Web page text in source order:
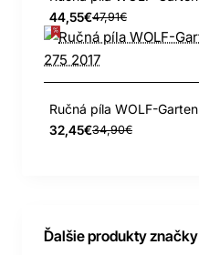
44,55€47,91€
32,45€34,90€
Ďalšie produkty značky